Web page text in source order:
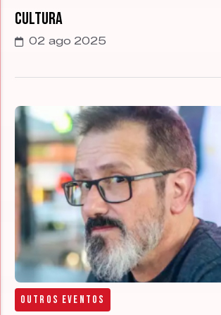
Cultura
02 ago 2025
Outros Eventos